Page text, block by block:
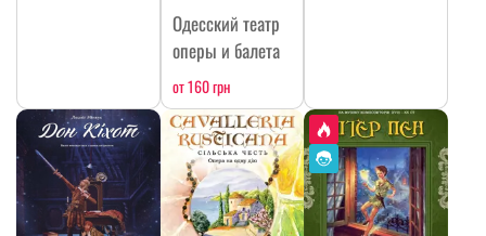
Одесский театр
оперы и балета
от 160 грн